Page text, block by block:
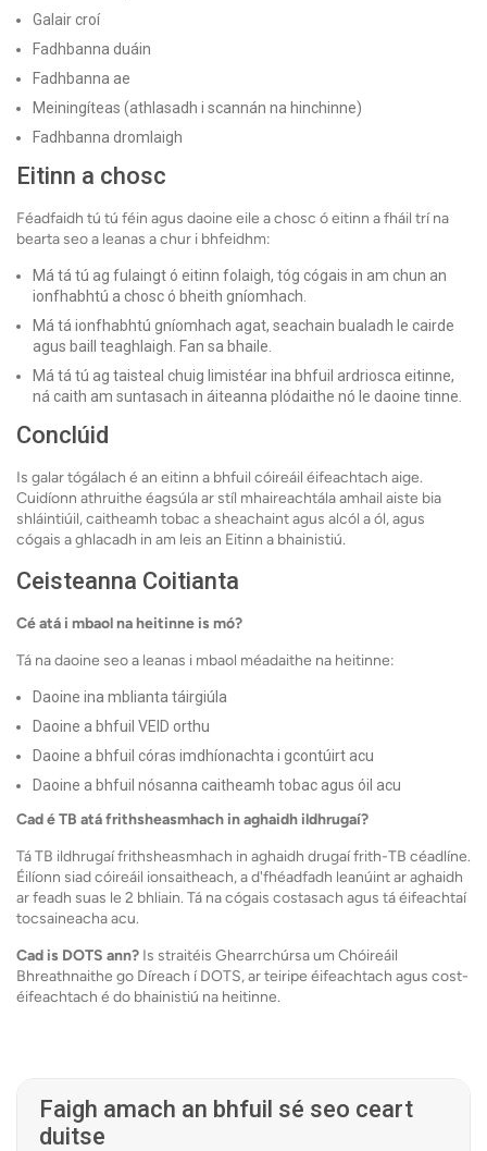
Galair croí
Fadhbanna duáin
Fadhbanna ae
Meiningíteas (athlasadh i scannán na hinchinne)
Fadhbanna dromlaigh
Eitinn a chosc
Féadfaidh tú tú féin agus daoine eile a chosc ó eitinn a fháil trí na
bearta seo a leanas a chur i bhfeidhm:
Má tá tú ag fulaingt ó eitinn folaigh, tóg cógais in am chun an
ionfhabhtú a chosc ó bheith gníomhach.
Má tá ionfhabhtú gníomhach agat, seachain bualadh le cairde
agus baill teaghlaigh. Fan sa bhaile.
Má tá tú ag taisteal chuig limistéar ina bhfuil ardriosca eitinne,
ná caith am suntasach in áiteanna plódaithe nó le daoine tinne.
Conclúid
Is galar tógálach é an eitinn a bhfuil cóireáil éifeachtach aige.
Cuidíonn athruithe éagsúla ar stíl mhaireachtála amhail aiste bia
shláintiúil, caitheamh tobac a sheachaint agus alcól a ól, agus
cógais a ghlacadh in am leis an Eitinn a bhainistiú.
Ceisteanna Coitianta
Cé atá i mbaol na heitinne is mó?
Tá na daoine seo a leanas i mbaol méadaithe na heitinne:
Daoine ina mblianta táirgiúla
Daoine a bhfuil VEID orthu
Daoine a bhfuil córas imdhíonachta i gcontúirt acu
Daoine a bhfuil nósanna caitheamh tobac agus óil acu
Cad é TB atá frithsheasmhach in aghaidh ildhrugaí?
Tá TB ildhrugaí frithsheasmhach in aghaidh drugaí frith-TB céadlíne.
Éilíonn siad cóireáil ionsaitheach, a d'fhéadfadh leanúint ar aghaidh
ar feadh suas le 2 bhliain. Tá na cógais costasach agus tá éifeachtaí
tocsaineacha acu.
Cad is DOTS ann? Is straitéis Ghearrchúrsa um Chóireáil
Bhreathnaithe go Díreach í DOTS, ar teiripe éifeachtach agus cost-
éifeachtach é do bhainistiú na heitinne.
Faigh amach an bhfuil sé seo ceart
duitse